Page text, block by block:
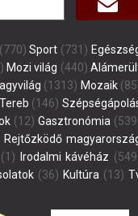
(770) Sport (731)
Mozi világ (440)
(1313) Mozaik
Tereb (146)
(12) Gasztronómia
Rejtőzködő
(1) Irodalmi kávéház
(36) Kultúra (13)